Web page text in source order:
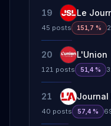
19
45 posts 151,7 %
20 L'Union
121 posts 51,4 %
21 Journal
40 posts 57,4 %